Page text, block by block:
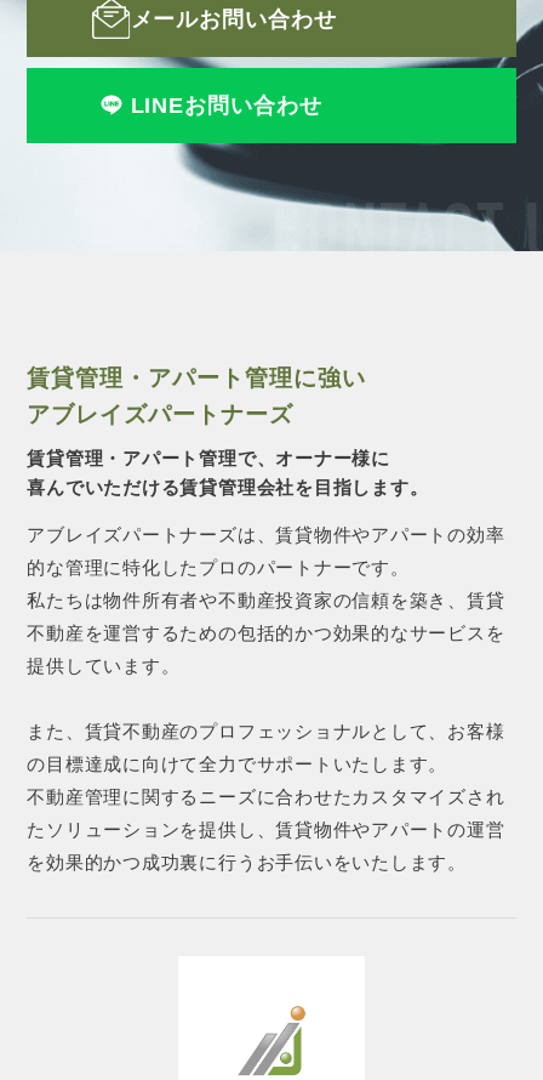
CONTACT
メールお問い合わせ
LINEお問い合わせ
賃貸管理・アパート管理に強い
アブレイズパートナーズ
賃貸管理・アパート管理で、オーナー様に
喜んでいただける賃貸管理会社を目指します。
アブレイズパートナーズは、賃貸物件やアパートの効率
的な管理に特化したプロのパートナーです。
私たちは物件所有者や不動産投資家の信頼を築き、賃貸
不動産を運営するための包括的かつ効果的なサービスを
提供しています。
また、賃貸不動産のプロフェッショナルとして、お客様
の目標達成に向けて全力でサポートいたします。
不動産管理に関するニーズに合わせたカスタマイズされ
たソリューションを提供し、賃貸物件やアパートの運営
を効果的かつ成功裏に行うお手伝いをいたします。